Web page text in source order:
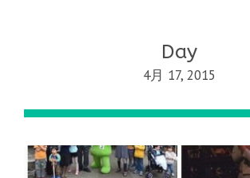
Day
4月 17, 2015